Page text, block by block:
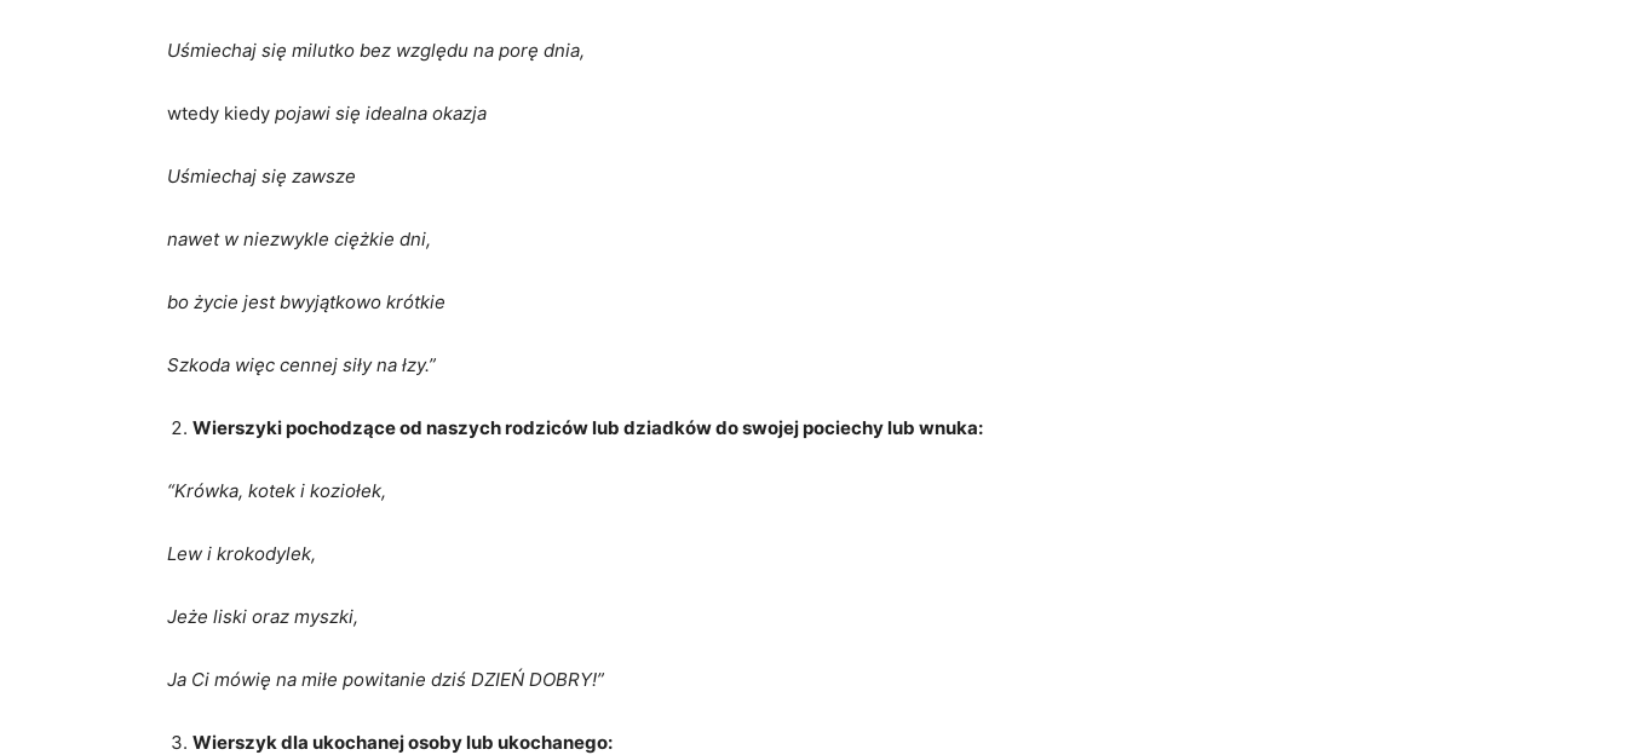
Uśmiechaj się milutko bez względu na porę dnia,
wtedy kiedy pojawi się idealna okazja
Uśmiechaj się zawsze
nawet w niezwykle ciężkie dni,
bo życie jest bwyjątkowo krótkie
Szkoda więc cennej siły na łzy.”
Wierszyki pochodzące od naszych rodziców lub dziadków do swojej pociechy lub wnuka:
“Krówka, kotek i koziołek,
Lew i krokodylek,
Jeże liski oraz myszki,
Ja Ci mówię na miłe powitanie dziś DZIEŃ DOBRY!”
Wierszyk dla ukochanej osoby lub ukochanego: